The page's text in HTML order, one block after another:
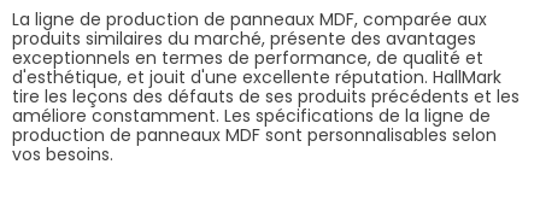
La ligne de production de panneaux MDF, comparée aux
produits similaires du marché, présente des avantages
exceptionnels en termes de performance, de qualité et
d'esthétique, et jouit d'une excellente réputation. HallMark
tire les leçons des défauts de ses produits précédents et les
améliore constamment. Les spécifications de la ligne de
production de panneaux MDF sont personnalisables selon
vos besoins.